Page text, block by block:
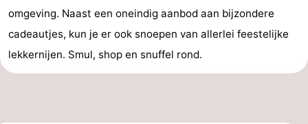
omgeving. Naast een oneindig aanbod aan bijzondere
cadeautjes, kun je er ook snoepen van allerlei feestelijke
lekkernijen. Smul, shop en snuffel rond.